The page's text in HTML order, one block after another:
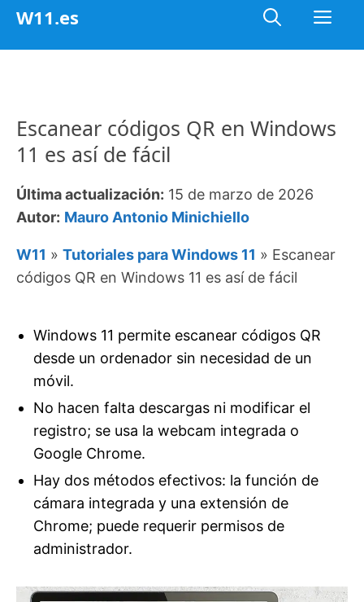
Saltar
W11.es
Escanear códigos QR en Windows
11 es así de fácil
Última actualización: 15 de marzo de 2026
Autor: Mauro Antonio Minichiello
W11 » Tutoriales para Windows 11 » Escanear
códigos QR en Windows 11 es así de fácil
Windows 11 permite escanear códigos QR
desde un ordenador sin necesidad de un
móvil.
No hacen falta descargas ni modificar el
registro; se usa la webcam integrada o
Google Chrome.
Hay dos métodos efectivos: la función de
cámara integrada y una extensión de
Chrome; puede requerir permisos de
administrador.